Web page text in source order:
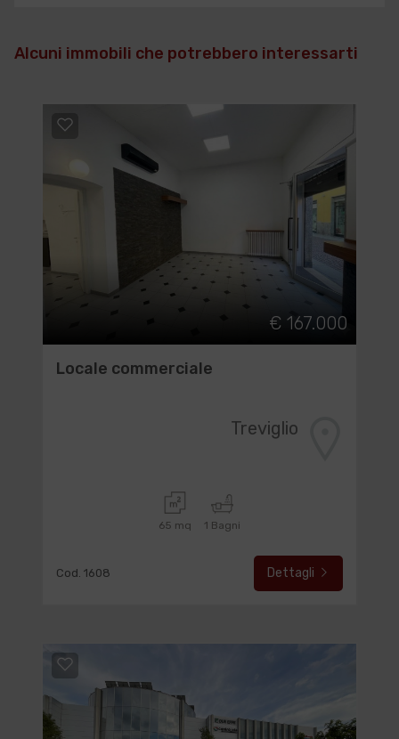
Alcuni immobili che potrebbero interessarti
€ 167.000
Locale commerciale
Treviglio
65 mq 1 Bagni
Cod. 1608 Dettagli